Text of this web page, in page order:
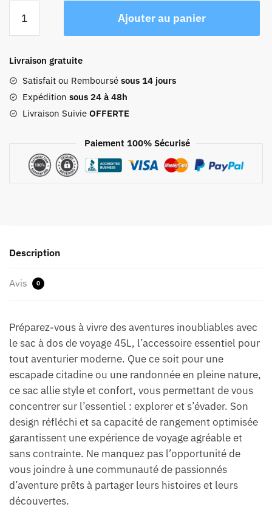
Sac
Dos
45l
Voyage
Ajouter au panier
Livraison gratuite
Satisfait ou Remboursé sous 14 jours
Expédition sous 24 à 48h
Livraison Suivie OFFERTE
Paiement 100% Sécurisé
Description
Avis 0
Préparez-vous à vivre des aventures inoubliables avec
le sac à dos de voyage 45L, l’accessoire essentiel pour
tout aventurier moderne. Que ce soit pour une
escapade citadine ou une randonnée en pleine nature,
ce sac allie style et confort, vous permettant de vous
concentrer sur l’essentiel : explorer et s’évader. Son
design réfléchi et sa capacité de rangement optimisée
garantissent une expérience de voyage agréable et
sans contrainte. Ne manquez pas l’opportunité de
vous joindre à une communauté de passionnés
d’aventure prêts à partager leurs histoires et leurs
découvertes.